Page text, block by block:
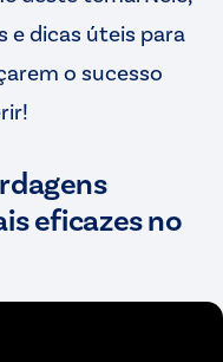
dicas úteis para
o sucesso
eficazes no